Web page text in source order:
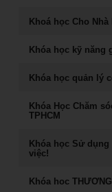
dương
Khóa học
khoá học Kỹ Năng
Rèn Luyện Văn
Đào tạo Marketing
Khoá học Cho
Khóa học kỹ năng
Khóa học quản lý
Khóa Học Chăm
TPHCM
Khóa học Sử
việc!
Khóa học